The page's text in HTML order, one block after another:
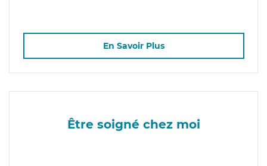
En Savoir Plus
Être soigné chez moi